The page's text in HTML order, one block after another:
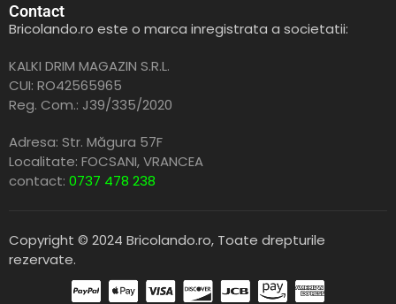
Contact
Bricolando.ro este o marca inregistrata a societatii:
KALKI DRIM MAGAZIN S.R.L.
CUI: RO42565965
Reg. Com.: J39/335/2020
Adresa: Str. Măgura 57F
Localitate: FOCSANI,VRANCEA
contact: 0737 478 238
Copyright © 2024 Bricolando.ro, Toate drepturile
rezervate.